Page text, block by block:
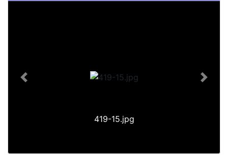
419-15.jpg
Previous Next